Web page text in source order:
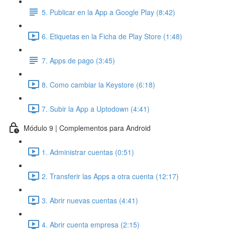
5. Publicar en la App a Google Play (8:42)
6. Etiquetas en la Ficha de Play Store (1:48)
7. Apps de pago (3:45)
8. Como cambiar la Keystore (6:18)
7. Subir la App a Uptodown (4:41)
Módulo 9 | Complementos para Android
1. Administrar cuentas (0:51)
2. Transferir las Apps a otra cuenta (12:17)
3. Abrir nuevas cuentas (4:41)
4. Abrir cuenta empresa (2:15)